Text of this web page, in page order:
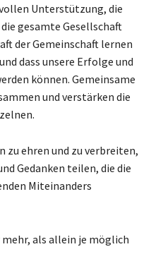
Unterstützung, die
gesamte Gesellschaft
der Gemeinschaft lernen
dass unsere Erfolge und
können. Gemeinsame
und verstärken die
zu ehren und zu verbreiten,
Gedanken teilen, die die
Miteinanders
mehr, als allein je möglich